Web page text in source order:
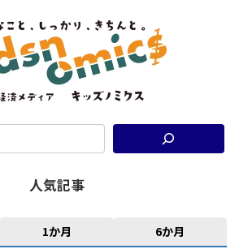
人気記事
1か月 6か月